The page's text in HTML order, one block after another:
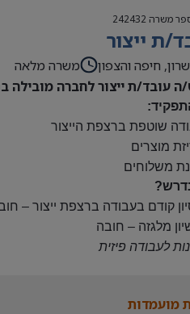
משרה 242432
ת ייצור
חיפה והצפון
משרה מלאה
ה עובד/ת ייצור לחברה מובילה
שוטפת ברצפת הייצור
מוצרים
משלוחים
קודם בעבודה ברצפת ייצור –
מלגזה – חובה
לעבודה פיזית
| ימים א-ה | 6:30-15:30
מועמדות